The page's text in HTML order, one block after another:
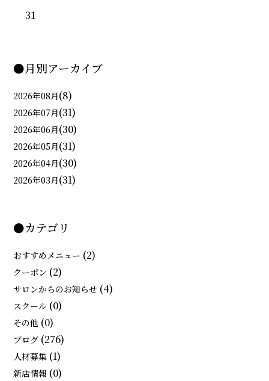
31
●月別アーカイブ
2026年08月(8)
2026年07月(31)
2026年06月(30)
2026年05月(31)
2026年04月(30)
2026年03月(31)
●カテゴリ
おすすめメニュー (2)
クーポン (2)
サロンからのお知らせ (4)
スクール (0)
その他 (0)
ブログ (276)
人材募集 (1)
新店情報 (0)